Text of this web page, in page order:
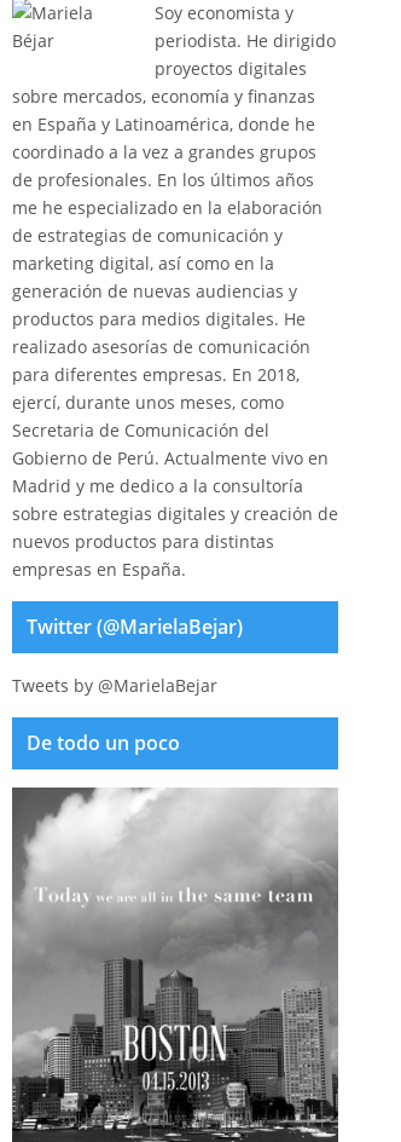
Soy economista y
periodista. He dirigido
proyectos digitales
sobre mercados, economía y finanzas
en España y Latinoamérica, donde he
coordinado a la vez a grandes grupos
de profesionales. En los últimos años
me he especializado en la elaboración
de estrategias de comunicación y
marketing digital, así como en la
generación de nuevas audiencias y
productos para medios digitales. He
realizado asesorías de comunicación
para diferentes empresas. En 2018,
ejercí, durante unos meses, como
Secretaria de Comunicación del
Gobierno de Perú. Actualmente vivo en
Madrid y me dedico a la consultoría
sobre estrategias digitales y creación de
nuevos productos para distintas
empresas en España.
Twitter (@MarielaBejar)
Tweets by @MarielaBejar
De todo un poco